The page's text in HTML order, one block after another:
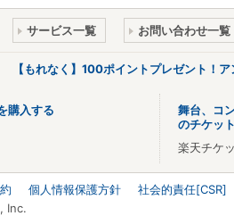
サービス一覧 お問い合わせ一覧
【もれなく】100ポイントプレゼント！
購入する
舞台、コ
のチケッ
楽天チケ
個人情報保護方針 社会的責任[CSR]
Inc.